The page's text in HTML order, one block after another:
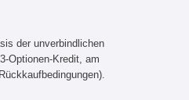
der unverbindlichen
Optionen-Kredit, am